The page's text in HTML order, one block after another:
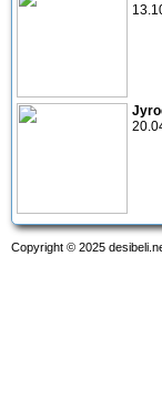
Copyright © 2025